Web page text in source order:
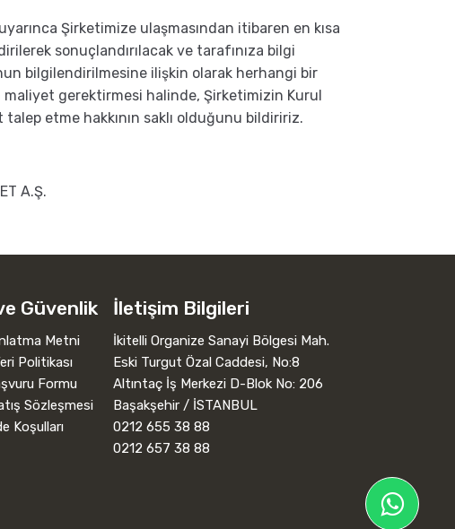
Şirketimize ulaşmasından itibaren en kısa
sonuçlandırılacak ve tarafınıza bilgi
bilgilendirilmesine ilişkin olarak herhangi bir
gerektirmesi halinde, Şirketimizin Kurul
etme hakkının saklı olduğunu bildiririz.
A.Ş.
Güvenlik
Metni
Politikası
Formu
Sözleşmesi
Koşulları
İletişim Bilgileri
İkitelli Organize Sanayi Bölgesi Mah.
Eski Turgut Özal Caddesi, No:8
Altıntaç İş Merkezi D-Blok No: 206
Başakşehir / İSTANBUL
0212 655 38 88
0212 657 38 88